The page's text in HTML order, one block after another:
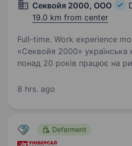
Секвойя 2000, ООО
19.0 km from center
Full-time. Work experience more
«Секвойя 2000»
понад 20 років працює на
Ми розширюємо команду та
8 hrs. ago
Deferment